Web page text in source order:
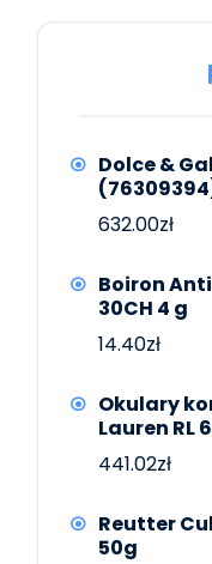
Dolce &
632.00zł
Boiron
30CH 4 g
14.40zł
Okulary
Lauren RL
441.02zł
Reutter
50g